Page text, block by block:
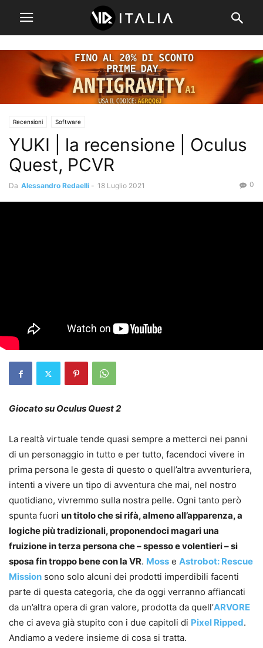
Recensioni Software
YUKI | la recensione | Oculus
Quest, PCVR
Da Alessandro Redaelli - 18 Luglio 2021 0
Giocato su Oculus Quest 2
La realtà virtuale tende quasi sempre a metterci nei panni
di un personaggio in tutto e per tutto, facendoci vivere in
prima persona le gesta di questo o quell’altra avventuriera,
intenti a vivere un tipo di avventura che mai, nel nostro
quotidiano, vivremmo sulla nostra pelle. Ogni tanto però
spunta fuori un titolo che si rifà, almeno all’apparenza, a
logiche più tradizionali, proponendoci magari una
fruizione in terza persona che – spesso e volentieri – si
sposa fin troppo bene con la VR. Moss e Astrobot: Rescue
Mission sono solo alcuni dei prodotti imperdibili facenti
parte di questa categoria, che da oggi verranno affiancati
da un’altra opera di gran valore, prodotta da quell’ARVORE
che ci aveva già stupito con i due capitoli di Pixel Ripped.
Andiamo a vedere insieme di cosa si tratta.